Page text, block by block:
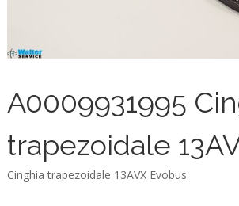
A0009931995
trapezoidale
Cinghia trapezoidale 13AVX Evobus